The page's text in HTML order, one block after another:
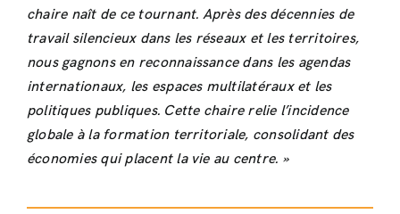
chaire naît de ce tournant. Après des décennies de
travail silencieux dans les réseaux et les territoires,
nous gagnons en reconnaissance dans les agendas
internationaux, les espaces multilatéraux et les
politiques publiques. Cette chaire relie l’incidence
globale à la formation territoriale, consolidant des
économies qui placent la vie au centre. »